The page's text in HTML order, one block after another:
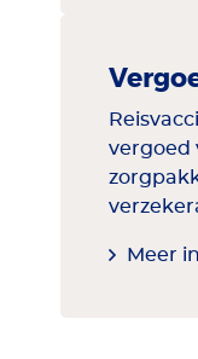
vergoed
Meer